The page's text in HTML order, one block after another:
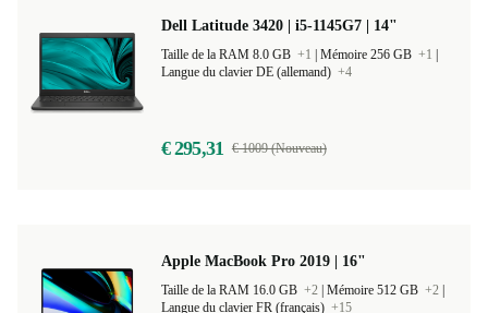
Dell Latitude 3420 | i5-1145G7 | 14"
Apple MacBook Pro 2019 | 16"